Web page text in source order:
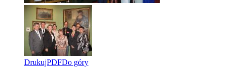
DrukujPDFDo góry